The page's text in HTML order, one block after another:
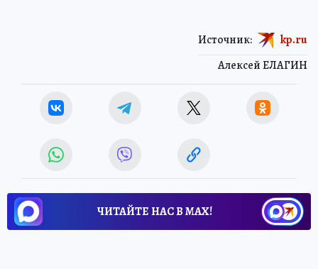
Алексей ЕЛАГИН
Источник: kp.ru
ЧИТАЙТЕ НАС В МАХ!